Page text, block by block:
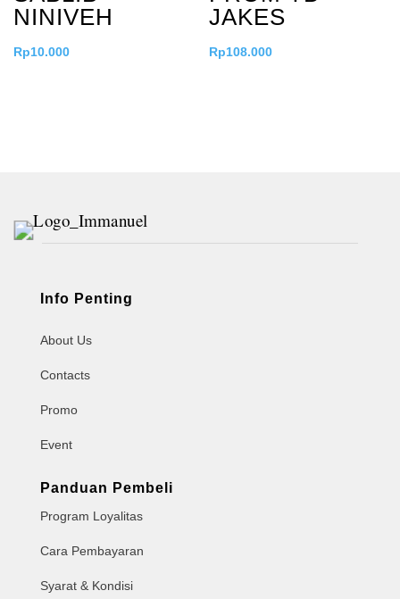
NINIVEH
Rp10.000
JAKES
Rp108.000
Info Penting
About Us
Contacts
Promo
Event
Panduan Pembeli
Program Loyalitas
Cara Pembayaran
Syarat & Kondisi